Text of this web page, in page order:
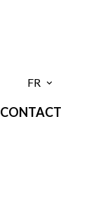
FR
CONTACT